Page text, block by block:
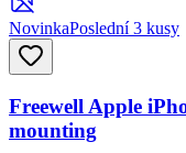
NovinkaPoslední 3 kusy
Freewell Apple
mounting